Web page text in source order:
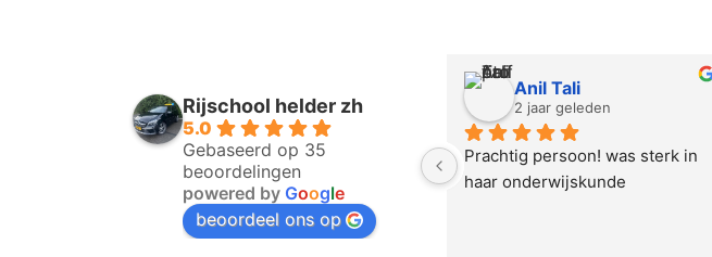
Rijschool helder zh
5.0
Gebaseerd op 35
beoordelingen
powered by Google
beoordeel ons op
Anil Tali
2 jaar geleden
Prachtig persoon! was sterk in
haar onderwijskunde